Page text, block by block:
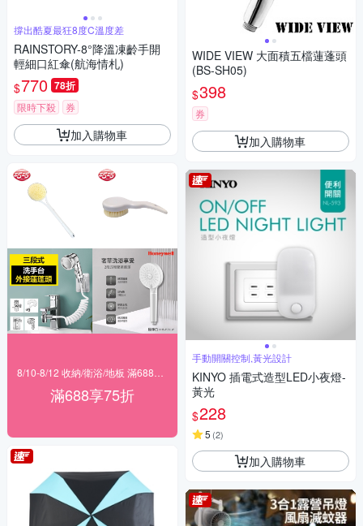
撐出酷夏最狂8度C溫度差
RAINSTORY-8°降溫凍齡手開
輕細口紅傘(航海情札)
$770 78折
限時下殺 券
加入購物車
滿688享75折
WIDE VIEW 大面積五檔蓮蓬頭
(BS-SH05)
$398
券
加入購物車
手動開關控制,黃光設計
KINYO 插電式造型LED小夜燈-
黃光
$228
5 (2)
加入購物車